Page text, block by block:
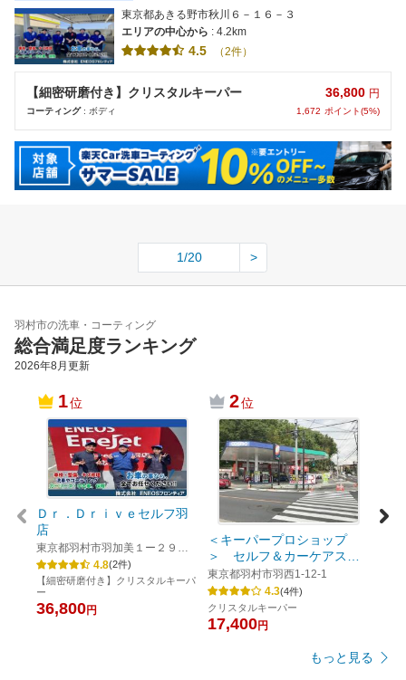
東京都あきる野市秋川６－１６－３
エリアの中心から : 4.2km
4.5 （2件）
【細密研磨付き】クリスタルキーパー
コーティング: ボディ
36,800 円
1,672 ポイント(5%)
1/20 >
羽村市の洗車・コーティング
総合満足度ランキング
2026年8月更新
1位
Ｄｒ．Ｄｒｉｖｅセルフ羽
店
東京都羽村市羽加美１ー２９－
９
4.8(2件)
【細密研磨付き】クリスタルキーパ
ー
36,800円
2位
＜キーパープロショップ
＞ セルフ＆カーケアステ
ーション 羽村
東京都羽村市羽西1-12-1
4.3(4件)
クリスタルキーパー
17,400円
もっと見る